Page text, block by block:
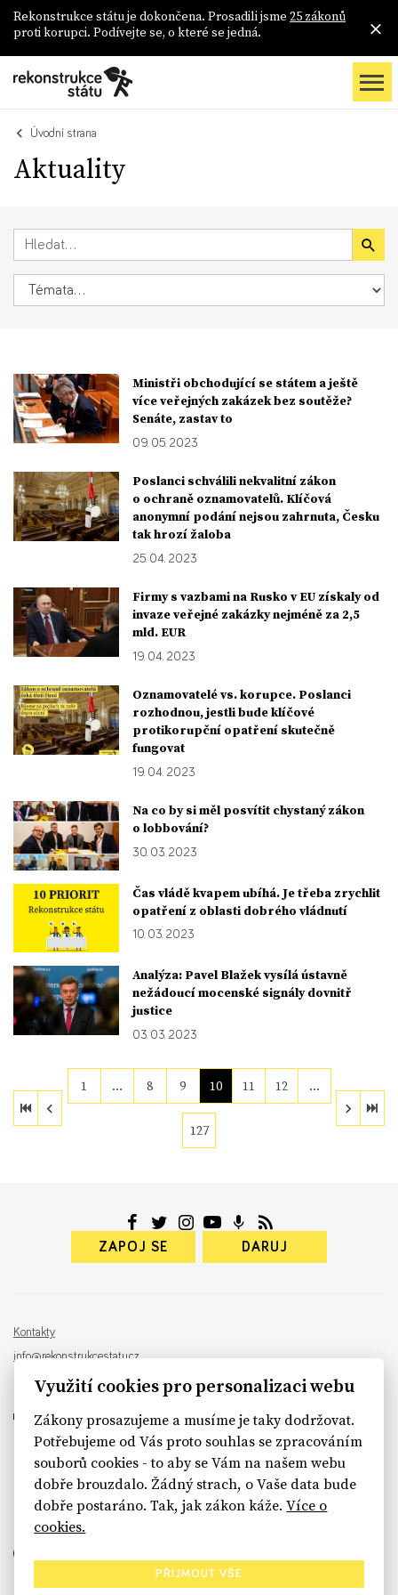
Rekonstrukce státu je dokončena. Prosadili jsme 25 zákonů
proti korupci. Podívejte se, o které se jedná.
Úvodní strana
Aktuality
Ministři obchodující se státem a ještě
více veřejných zakázek bez soutěže?
Senáte, zastav to
09. 05. 2023
Poslanci schválili nekvalitní zákon
o ochraně oznamovatelů. Klíčová
anonymní podání nejsou zahrnuta, Česku
tak hrozí žaloba
25. 04. 2023
Firmy s vazbami na Rusko v EU získaly od
invaze veřejné zakázky nejméně za 2,5
mld. EUR
19. 04. 2023
Oznamovatelé vs. korupce. Poslanci
rozhodnou, jestli bude klíčové
protikorupční opatření skutečně
fungovat
19. 04. 2023
Na co by si měl posvítit chystaný zákon
o lobbování?
30. 03. 2023
Čas vládě kvapem ubíhá. Je třeba zrychlit
opatření z oblasti dobrého vládnutí
10. 03. 2023
Analýza: Pavel Blažek vysílá ústavně
nežádoucí mocenské signály dovnitř
justice
03. 03. 2023
1 … 8 9 10 11 12 …
127
ZAPOJ SE DARUJ
Kontakty
info@rekonstrukcestatu.cz
Návrh a vývoj: Sinfin , ilustrace:
sinfin.digital
Využití cookies pro personalizaci webu
Zákony prosazujeme a musíme je taky dodržovat.
Potřebujeme od Vás proto souhlas se zpracováním
souborů cookies - to aby se Vám na našem webu
dobře brouzdalo. Žádný strach, o Vaše data bude
dobře postaráno. Tak, jak zákon káže.Více o
cookies.
PŘIJMOUT VŠE